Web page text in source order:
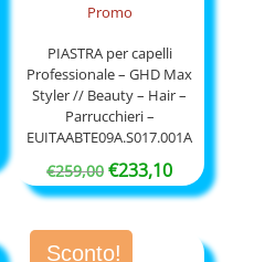
PIASTRA per capelli
Professionale – GHD Max
Styler // Beauty – Hair –
Parrucchieri –
EUITAABTE09A.S017.001A
€259,00 Il
prezzo
originale
era:
€233,10Il
prezzo
Sconto!